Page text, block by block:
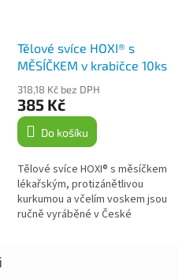
Tělové svíce HOXI® s
MĚSÍČKEM v krabičce 10ks
318,18 Kč bez DPH
385 Kč
Do košíku
Tělové svíce HOXI® s měsíčkem
lékařským, protizánětlivou
kurkumou a včelím voskem jsou
ručně vyráběné v České